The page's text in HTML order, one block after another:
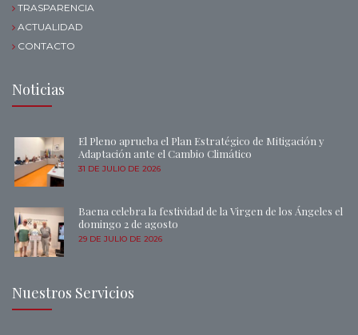
TRASPARENCIA
ACTUALIDAD
CONTACTO
Noticias
El Pleno aprueba el Plan Estratégico de Mitigación y
Adaptación ante el Cambio Climático
31 DE JULIO DE 2026
Baena celebra la festividad de la Virgen de los Ángeles el
domingo 2 de agosto
29 DE JULIO DE 2026
Nuestros Servicios